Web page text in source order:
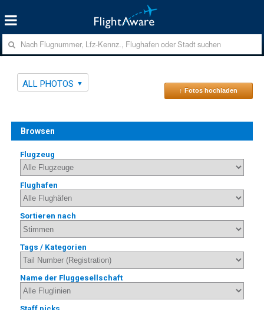
ALL PHOTOS
↑ Fotos hochladen
Browsen
Flugzeug
Flughafen
Sortieren nach
Tags / Kategorien
Name der Fluggesellschaft